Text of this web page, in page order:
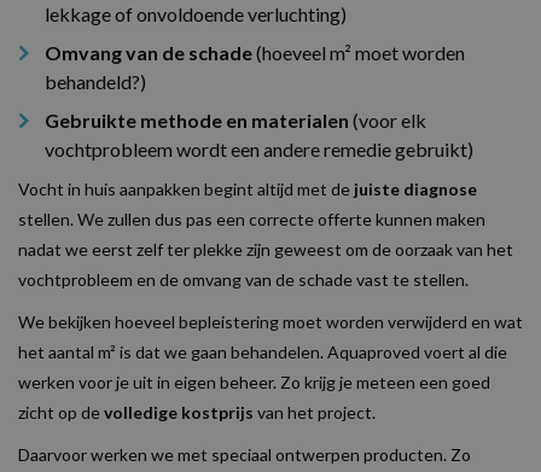
lekkage of onvoldoende verluchting)
Omvang van de schade(hoeveel m² moet worden
behandeld?)
Gebruikte methode en materialen (voor elk
vochtprobleem wordt een andere remedie gebruikt)
Vocht in huis aanpakken begint altijd met de juiste diagnose
stellen. We zullen dus pas een correcte offerte kunnen maken
nadat we eerst zelf ter plekke zijn geweest om de oorzaak van het
vochtprobleem en de omvang van de schade vast te stellen.
We bekijken hoeveel bepleistering moet worden verwijderd en wat
het aantal m² is dat we gaan behandelen. Aquaproved voert al die
werken voor je uit in eigen beheer. Zo krijg je meteen een goed
zicht op devolledige kostprijs van het project.
Daarvoor werken we met speciaal ontwerpen producten. Zo